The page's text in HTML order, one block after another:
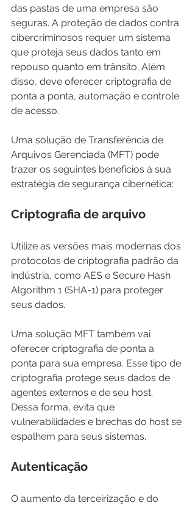
das pastas de uma empresa são
seguras. A proteção de dados contra
cibercriminosos requer um sistema
que proteja seus dados tanto em
repouso quanto em trânsito. Além
disso, deve oferecer criptografia de
ponta a ponta, automação e controle
de acesso.
Uma solução de Transferência de
Arquivos Gerenciada (MFT) pode
trazer os seguintes benefícios à sua
estratégia de segurança cibernética:
Criptografia de arquivo
Utilize as versões mais modernas dos
protocolos de criptografia padrão da
indústria, como AES e Secure Hash
Algorithm 1 (SHA-1) para proteger
seus dados.
Uma solução MFT também vai
oferecer criptografia de ponta a
ponta para sua empresa. Esse tipo de
criptografia protege seus dados de
agentes externos e de seu host.
Dessa forma, evita que
vulnerabilidades e brechas do host se
espalhem para seus sistemas.
Autenticação
O aumento da terceirização e do